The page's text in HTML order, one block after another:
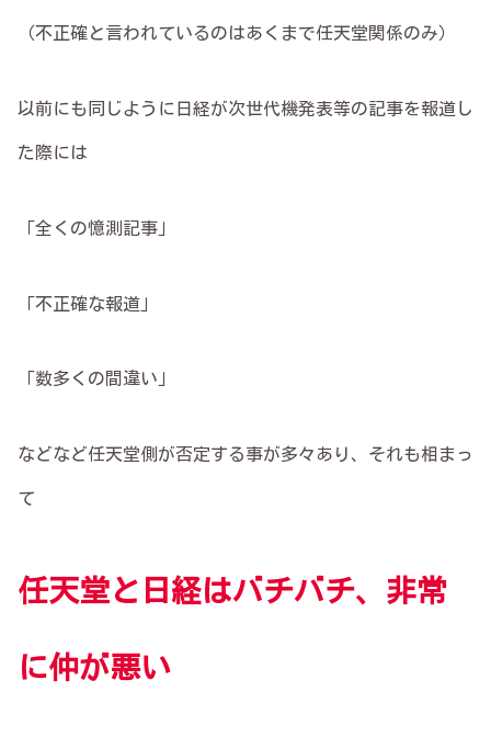
（不正確と言われているのはあくまで任天堂関係のみ）
以前にも同じように日経が次世代機発表等の記事を報道し
た際には
「全くの憶測記事」
「不正確な報道」
「数多くの間違い」
などなど任天堂側が否定する事が多々あり、それも相まっ
て
任天堂と日経はバチバチ、非常
に仲が悪い